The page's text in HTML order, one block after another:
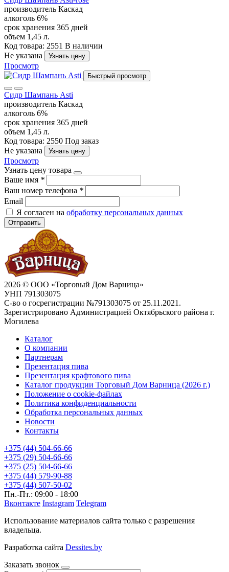
производитель Каскад
алкоголь 6%
срок хранения 365 дней
объем 1,45 л.
Код товара: 2551 В наличии
Не указана
Узнать цену
Просмотр
Быстрый просмотр
Сидр Шампань Asti
производитель Каскад
алкоголь 6%
срок хранения 365 дней
объем 1,45 л.
Код товара: 2550 Под заказ
Не указана
Узнать цену
Просмотр
Узнать цену товара
Ваше имя *
Ваш номер телефона *
Email
Я согласен на обработку персональных данных
Отправить
2026 © ООО «Торговый Дом Варница»
УНП 791303075
С-во о госрегистрации №791303075 от 25.11.2021.
Зарегистрировано Администрацией Октябрьского района г.
Могилева
Каталог
О компании
Партнерам
Презентация пива
Презентация крафтового пива
Каталог продукции Торговый Дом Варница (2026 г.)
Положение о cookie-файлах
Политика конфиденциальности
Обработка персональных данных
Новости
Контакты
+375 (44) 504-66-66
+375 (29) 504-66-66
+375 (25) 504-66-66
+375 (44) 579-90-88
+375 (44) 507-50-02
Пн.-Пт.: 09:00 - 18:00
Вконтакте Instagram Telegram
Использование материалов сайта только с разрешения
владельца.
Разработка сайта Dessites.by
Заказать звонок